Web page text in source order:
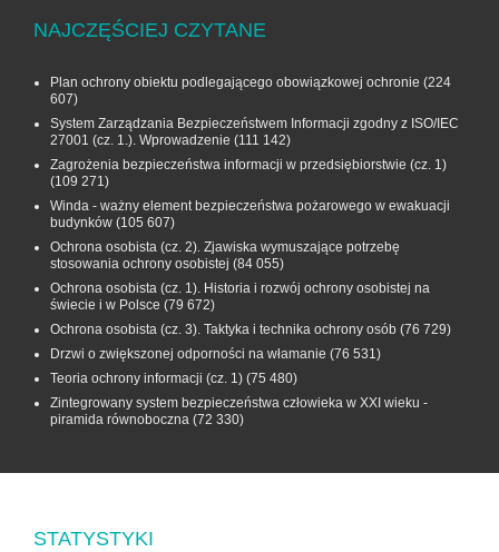
NAJCZĘŚCIEJ CZYTANE
Plan ochrony obiektu podlegającego obowiązkowej ochronie (224
607)
System Zarządzania Bezpieczeństwem Informacji zgodny z ISO/IEC
27001 (cz. 1.). Wprowadzenie (111 142)
Zagrożenia bezpieczeństwa informacji w przedsiębiorstwie (cz. 1)
(109 271)
Winda - ważny element bezpieczeństwa pożarowego w ewakuacji
budynków (105 607)
Ochrona osobista (cz. 2). Zjawiska wymuszające potrzebę
stosowania ochrony osobistej (84 055)
Ochrona osobista (cz. 1). Historia i rozwój ochrony osobistej na
świecie i w Polsce (79 672)
Ochrona osobista (cz. 3). Taktyka i technika ochrony osób (76 729)
Drzwi o zwiększonej odporności na włamanie (76 531)
Teoria ochrony informacji (cz. 1) (75 480)
Zintegrowany system bezpieczeństwa człowieka w XXI wieku -
piramida równoboczna (72 330)
STATYSTYKI